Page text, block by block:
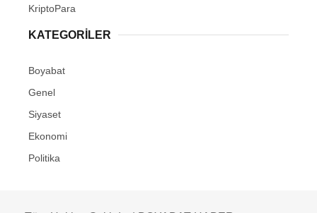
KriptoPara
KATEGORILER
Boyabat
Genel
Siyaset
Ekonomi
Politika